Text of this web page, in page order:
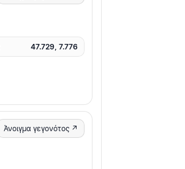
47.729, 7.776
Άνοιγμα γεγονότος ↗